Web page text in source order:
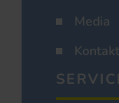
Media
Kontakt